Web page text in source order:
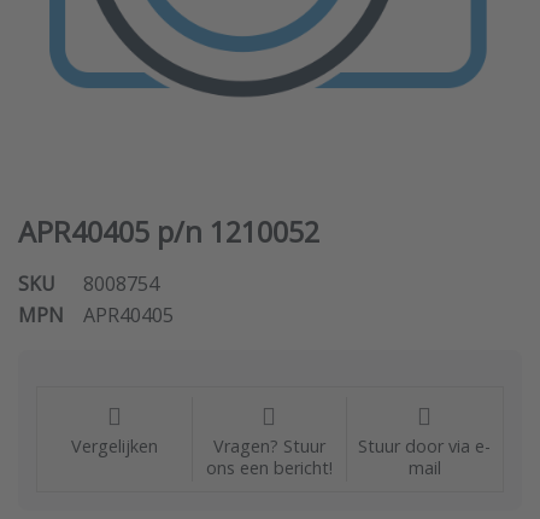
APR40405 p/n 1210052
SKU
8008754
MPN
APR40405
Vergelijken
Vragen? Stuur
ons een bericht!
Stuur door via e-
mail